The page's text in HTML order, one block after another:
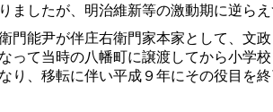
したが、明治維新等の激動期に逆らえ
門能尹が伴庄右衛門家本家として、文
って当時の八幡町に譲渡してから小学
り、移転に伴い平成９年にその役目を